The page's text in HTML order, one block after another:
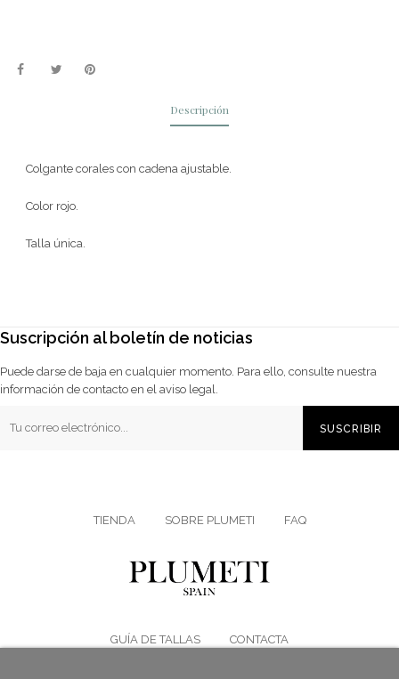
Descripción
Colgante corales con cadena ajustable.
Color rojo.
Talla única.
Suscripción al boletín de noticias
Puede darse de baja en cualquier momento. Para ello, consulte nuestra
información de contacto en el aviso legal.
SUSCRIBIR
TIENDA SOBRE PLUMETI FAQ
GUÍA DE TALLAS CONTACTA